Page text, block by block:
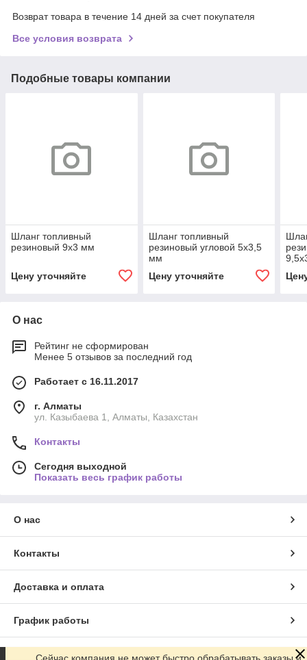
Возврат товара в течение 14 дней за счет покупателя
Все условия возврата
Подобные товары компании
Шланг топливный
резиновый 9x3 мм
Цену уточняйте
Шланг топливный
резиновый угловой 5х3,5
мм
Цену уточняйте
О нас
Рейтинг не сформирован
Менее 5 отзывов за последний год
Работает с 16.11.2017
г. Алматы
ул. Казыбаева 1, Алматы, Казахстан
Контакты
Сегодня выходной
Показать весь график работы
О нас
Контакты
Доставка и оплата
График работы
Полная версия сайта